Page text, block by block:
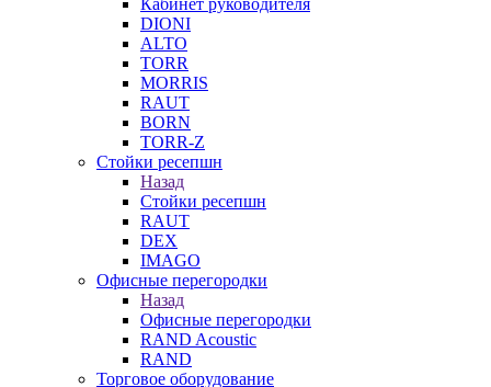
Кабинет руководителя
DIONI
ALTO
TORR
MORRIS
RAUT
BORN
TORR-Z
Стойки ресепшн
Назад
Стойки ресепшн
RAUT
DEX
IMAGO
Офисные перегородки
Назад
Офисные перегородки
RAND Acoustic
RAND
Торговое оборудование